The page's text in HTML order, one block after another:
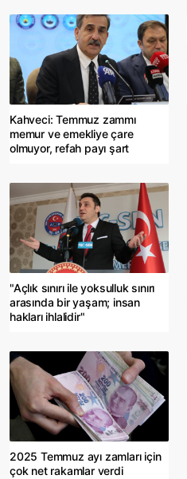
Kahveci: Temmuz zammı
memur ve emekliye çare
olmuyor, refah payı şart
"Açlık sınırı ile yoksulluk sınırı
arasında bir yaşam; insan
hakları ihlalidir"
2025 Temmuz ayı zamları için
çok net rakamlar verdi